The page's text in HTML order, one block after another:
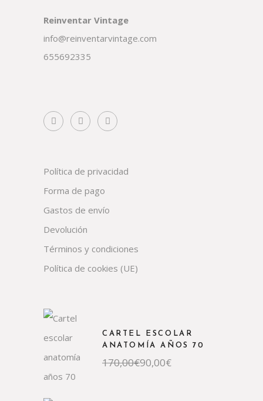
Reinventar Vintage
info@reinventarvintage.com
655692335
Política de privacidad
Forma de pago
Gastos de envío
Devolución
Términos y condiciones
Política de cookies (UE)
CARTEL ESCOLAR
ANATOMÍA AÑOS 70
170,00€
El
precio
90,00€
El
precio